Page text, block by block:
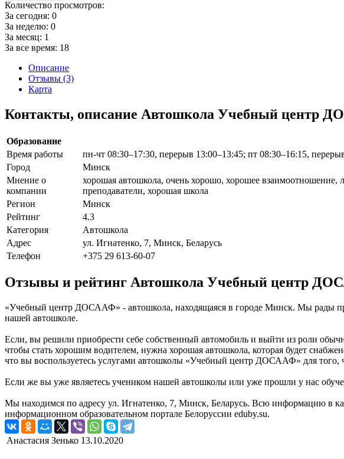
Количество просмотров:
За сегодня: 0
За неделю: 0
За месяц: 1
За все время: 18
Описание
Отзывы (3)
Карта
Контакты, описание Автошкола Учебный центр
Образование
Время работы
пн-чт 08:30–17:30, перерыв 13:00–13:45; пт 08:30–16:15,
Город
Минск
Мнение о
компании
хорошая автошкола, очень хорошо, хорошее
преподаватели, хорошая школа
Регион
Минск
Рейтинг
4.3
Категория
Автошкола
Адрес
ул. Игнатенко, 7, Минск, Беларусь
Телефон
+375 29 613-60-07
Отзывы и рейтинг Автошкола Учебный центр
«Учебный центр ДОСААФ» - автошкола, находящаяся в городе Минск. Мы рады
нашей автошколе.
Если, вы решили приобрести себе собственный автомобиль и выйти из роли
чтобы стать хорошим водителем, нужна хорошая автошкола, которая будет
что вы воспользуетесь услугами автошколы «Учебный центр ДОСААФ» для
Если же вы уже являетесь учеником нашей автошколы или уже прошли у нас
Мы находимся по адресу ул. Игнатенко, 7, Минск, Беларусь. Всю информацию
информационном образовательном портале Белоруссии eduby.su.
Анастасия Зенько 13.10.2020